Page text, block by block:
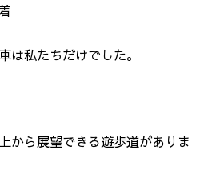
は私たちだけでした。
から展望できる遊歩道がありま